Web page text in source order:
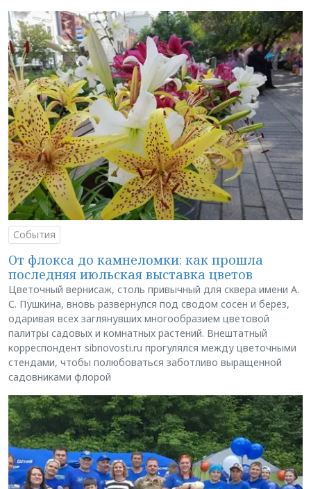
События
От флокса до камнеломки: как прошла
последняя июльская выставка цветов
Цветочный вернисаж, столь привычный для сквера имени А.
С. Пушкина, вновь развернулся под сводом сосен и берёз,
одаривая всех заглянувших многообразием цветовой
палитры садовых и комнатных растений. Внештатный
корреспондент sibnovosti.ru прогулялся между цветочными
стендами, чтобы полюбоваться заботливо выращенной
садовниками флорой